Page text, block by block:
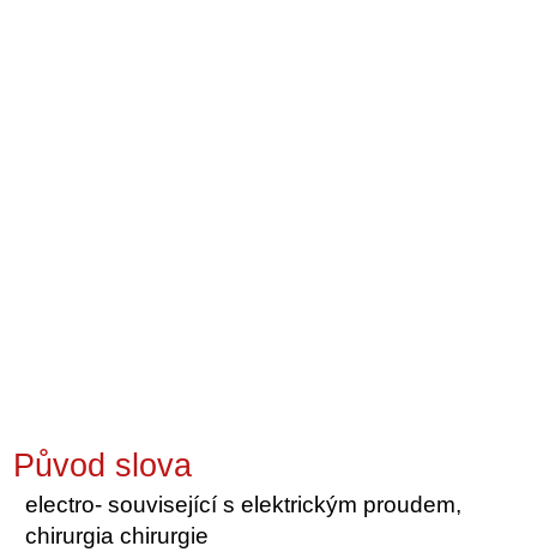
Původ slova
electro- související s elektrickým proudem,
chirurgia chirurgie